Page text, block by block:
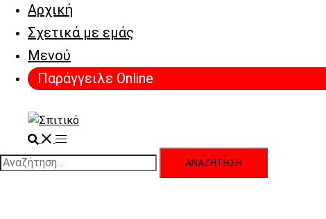
Αρχική
Σχετικά με εμάς
Μενού
Παράγγειλε Online
SearchToggle
menu
Αναζήτηση